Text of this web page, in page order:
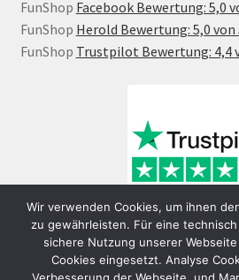
FunShop Facebook Bewertung: 5,0
FunShop Herold Bewertung: 5,0 von
FunShop Trustpilot Bewertung: 4,4
Wir verwenden Cookies, um ihnen
zu gewährleisten. Für eine
sichere Nutzung unserer
Cookies eingesetzt. Analyse